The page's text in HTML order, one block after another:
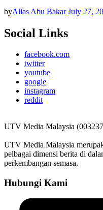
byAlias Abu Bakar July 27,
Social Links
facebook.com
twitter
youtube
google
instagram
reddit
UTV Media Malaysia
UTV Media Malaysia
pelbagai dimensi berita di
perkembangan semasa.
Hubungi Kami